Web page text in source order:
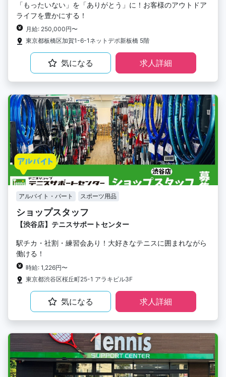
「もったいない」を「ありがとう」に！お客様のアウトドア
ライフを豊かにする！
月給: 250,000円〜
東京都板橋区加賀1-6-1ネットデポ新板橋 5階
気になる 求人詳細
アルバイト・パート スポーツ用品
ショップスタッフ
【渋谷店】テニスサポートセンター
駅チカ・社割・練習会あり！大好きなテニスに囲まれながら
働ける！
時給: 1,226円〜
東京都渋谷区桜丘町25-1 アラキビル3F
気になる 求人詳細